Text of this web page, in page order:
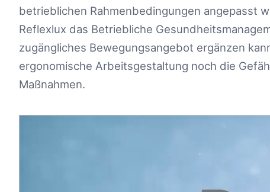
betrieblichen Rahmenbedingungen angepasst
Reflexlux das Betriebliche
zugängliches Bewegungsangebot ergänzen
ergonomische Arbeitsgestaltung noch die
Maßnahmen.